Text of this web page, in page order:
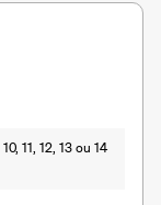
11, 12, 13 ou 14